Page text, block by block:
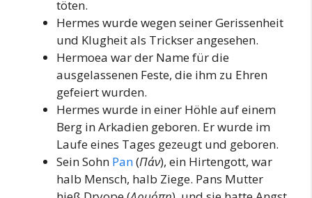
töten.
Hermes wurde wegen seiner Gerissenheit
und Klugheit als Trickser angesehen.
Hermoea war der Name für die
ausgelassenen Feste, die ihm zu Ehren
gefeiert wurden.
Hermes wurde in einer Höhle auf einem
Berg in Arkadien geboren. Er wurde im
Laufe eines Tages gezeugt und geboren.
Sein Sohn Pan(Πάν), ein Hirtengott, war
halb Mensch, halb Ziege. Pans Mutter